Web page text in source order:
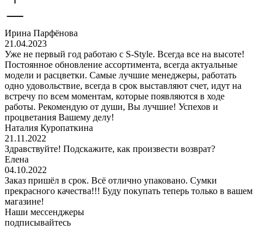
Ирина Парфёнова
21.04.2023
Уже не первый год работаю с S-Style. Всегда все на высоте!
Постоянное обновление ассортимента, всегда актуальные
модели и расцветки. Самые лучшие менеджеры, работать
одно удовольствие, всегда в срок выставляют счет, идут на
встречу по всем моментам, которые появляются в ходе
работы. Рекомендую от души, Вы лучшие! Успехов и
процветания Вашему делу!
Наталия Куропаткина
21.11.2022
Здравствуйте! Подскажите, как произвести возврат?
Елена
04.10.2022
Заказ пришёл в срок. Всё отлично упаковано. Сумки
прекрасного качества!!! Буду покупать теперь только в вашем
магазине!
Наши мессенджеры
подписывайтесь